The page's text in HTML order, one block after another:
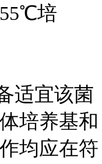
培
适宜该菌
培养基和
均应在符